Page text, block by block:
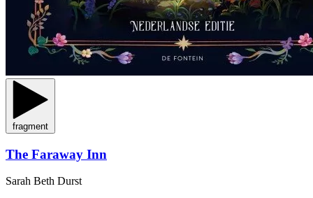
fragment
The Faraway Inn
Sarah Beth Durst